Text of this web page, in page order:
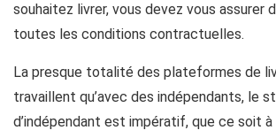
souhaitez livrer, vous devez vous assurer
toutes les conditions contractuelles.
La presque totalité des plateformes de
travaillent qu’avec des indépendants, le
d’indépendant est impératif, que ce soit à